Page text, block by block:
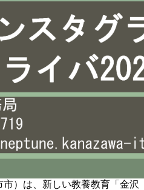
）は、新しい教養教育「金沢